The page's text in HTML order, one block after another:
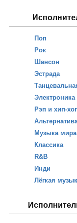
Поп
Рок
Шансон
Эстрада
Электроника
Рэп и хип-
Музыка мира
Классика
R&B
Инди
Лёгкая